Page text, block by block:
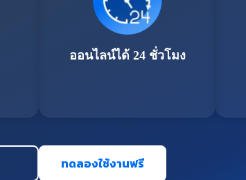
ออนไลน์ได้ 24 ชั่วโมง
ทดลองใช้งานฟรี